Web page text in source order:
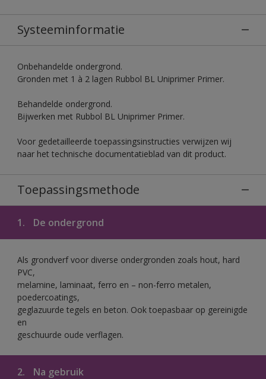
Systeeminformatie
Onbehandelde ondergrond.
Gronden met 1 à 2 lagen Rubbol BL Uniprimer Primer.
Behandelde ondergrond.
Bijwerken met Rubbol BL Uniprimer Primer.
Voor gedetailleerde toepassingsinstructies verwijzen wij
naar het technische documentatieblad van dit product.
Toepassingsmethode
1. De ondergrond
Als grondverf voor diverse ondergronden zoals hout, hard
PVC,
melamine, laminaat, ferro en – non-ferro metalen,
poedercoatings,
geglazuurde tegels en beton. Ook toepasbaar op gereinigde
en
geschuurde oude verflagen.
2. Na gebruik